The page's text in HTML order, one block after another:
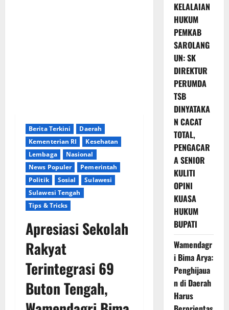
Berita Terkini
Daerah
Kementerian RI
Kesehatan
Lembaga
Nasional
News Populer
Pemerintah
Politik
Sosial
Sulawesi
Sulawesi Tengah
Tips & Tricks
Apresiasi Sekolah
Rakyat
Terintegrasi 69
Buton Tengah,
KELALAIAN
HUKUM
PEMKAB
SAROLANG
UN: SK
DIREKTUR
PERUMDA
TSB
DINYATAKA
N CACAT
TOTAL,
PENGACAR
A SENIOR
KULITI
OPINI
KUASA
HUKUM
BUPATI
Wamendagr
i Bima Arya:
Penghijaua
n di Daerah
Harus